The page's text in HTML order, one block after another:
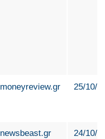
moneyreview.gr 25/10/
newsbeast.gr 24/10/